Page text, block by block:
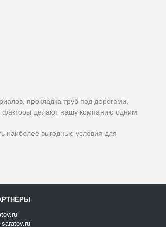
прокладка труб под дорогами,
факторы делают нашу компанию одним
наиболее выгодные условия для